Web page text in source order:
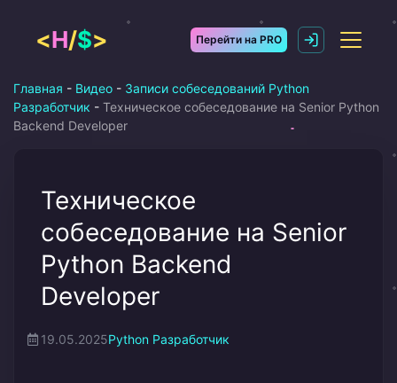
содержимому
<H/$> Перейти на PRO
Главная - Видео - Записи собеседований Python
Разработчик - Техническое собеседование на Senior Python
Backend Developer
Техническое
собеседование на Senior
Python Backend
Developer
19.05.2025Python Разработчик